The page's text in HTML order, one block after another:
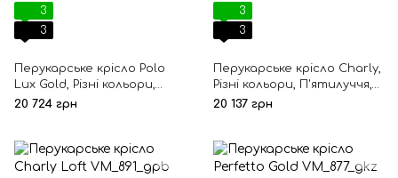
3
3
Перукарське крісло Polo
Lux Gold, Різні кольори,
Квадрат, Гідравлічний,
20 724 грн
3
3
Перукарське крісло Charly,
Різні кольори, П'ятилуччя,
Гідравлічний, Хромований
20 137 грн